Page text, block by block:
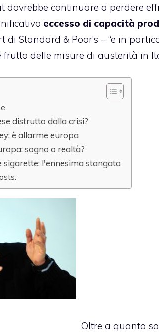
dovrebbe continuare a perdere
eccesso di capacità
di Standard & Poor’s – “e in
delle misure di austerità in
distrutto dalla crisi?
è allarme europa
sogno o realtà?
sigarette: l'ennesima stangata
Oltre a quanto